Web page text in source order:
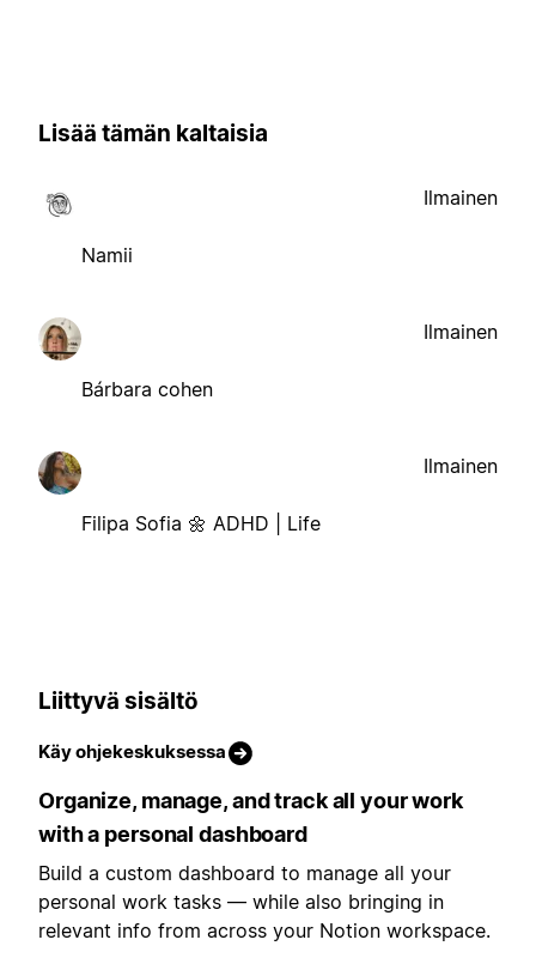
Lisää tämän kaltaisia
Namii
Ilmainen
Bárbara cohen
Ilmainen
Filipa Sofia 🌼 ADHD | Life
Ilmainen
Liittyvä sisältö
Käy ohjekeskuksessa
Organize, manage, and track all your work
with a personal dashboard
Build a custom dashboard to manage all your
personal work tasks — while also bringing in
relevant info from across your Notion workspace.